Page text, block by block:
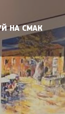
НА СМАК